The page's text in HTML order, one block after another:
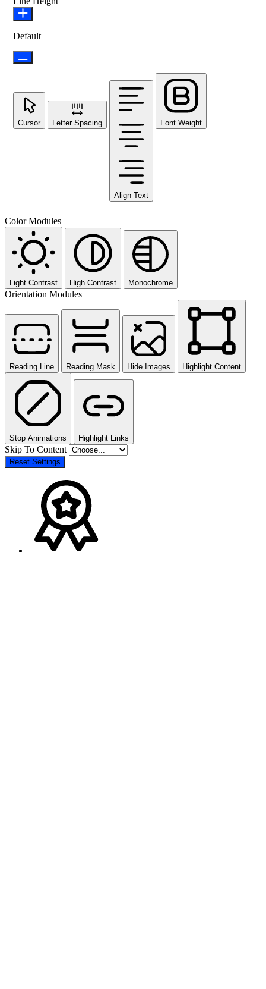
Default
Cursor Letter Spacing
Align Text
Font Weight
Color Modules
Light Contrast High Contrast Monochrome
Orientation Modules
Reading Line Reading Mask Hide Images Highlight Content
Stop Animations Highlight Links
Skip To Content
Reset Settings